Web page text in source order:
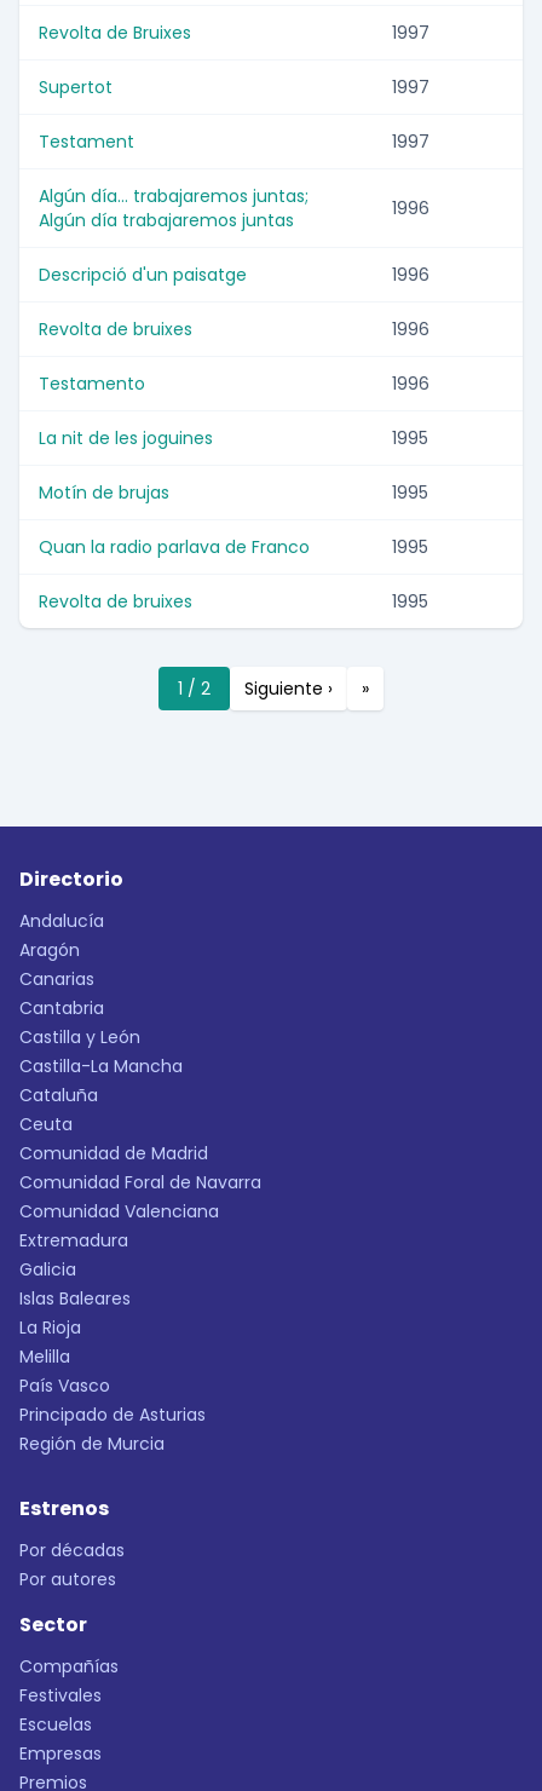
Revolta de Bruixes 1997
Supertot 1997
Testament 1997
Algún día... trabajaremos juntas;
Algún día trabajaremos juntas
1996
Descripció d'un paisatge 1996
Revolta de bruixes 1996
Testamento 1996
La nit de les joguines 1995
Motín de brujas 1995
Quan la radio parlava de Franco 1995
Revolta de bruixes 1995
1 / 2 Siguiente › »
Directorio
Andalucía
Aragón
Canarias
Cantabria
Castilla y León
Castilla-La Mancha
Cataluña
Ceuta
Comunidad de Madrid
Comunidad Foral de Navarra
Comunidad Valenciana
Extremadura
Galicia
Islas Baleares
La Rioja
Melilla
País Vasco
Principado de Asturias
Región de Murcia
Estrenos
Por décadas
Por autores
Sector
Compañías
Festivales
Escuelas
Empresas
Premios